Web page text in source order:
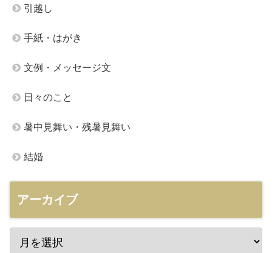
引越し
手紙・はがき
文例・メッセージ文
日々のこと
暑中見舞い・残暑見舞い
結婚
アーカイブ